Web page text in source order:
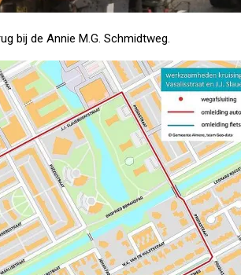
bij de Annie M.G. Schmidtweg.